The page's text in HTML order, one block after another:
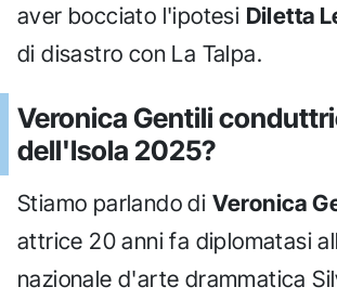
aver bocciato l'ipotesi Diletta
di disastro con La Talpa.
Veronica Gentili
dell'Isola 2025?
Stiamo parlando di Veronica
attrice 20 anni fa diplomatasi
nazionale d'arte drammatica